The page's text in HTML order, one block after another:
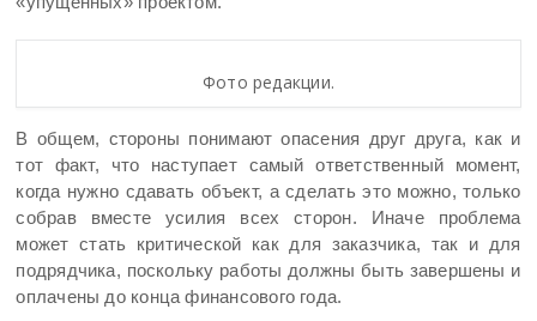
Фото редакции.
В общем, стороны понимают опасения друг друга, как и
тот факт, что наступает самый ответственный момент,
когда нужно сдавать объект, а сделать это можно, только
собрав вместе усилия всех сторон. Иначе проблема
может стать критической как для заказчика, так и для
подрядчика, поскольку работы должны быть завершены и
оплачены до конца финансового года.